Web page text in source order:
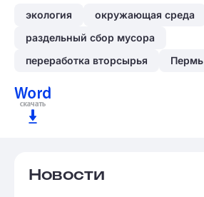
экология окружающая среда
раздельный сбор мусора
переработка вторсырья
Пермь
Новости